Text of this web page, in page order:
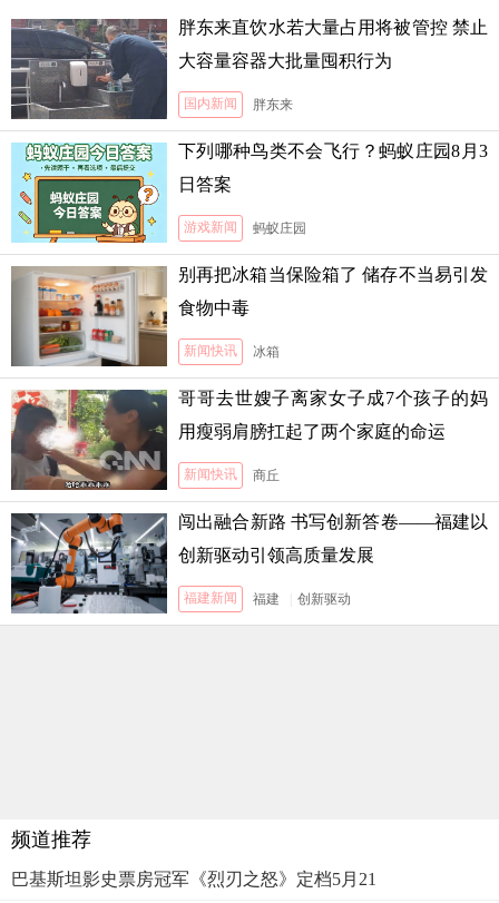
胖东来直饮水若大量占用将被管控 禁止
大容量容器大批量囤积行为
国内新闻 胖东来
下列哪种鸟类不会飞行？蚂蚁庄园8月3
日答案
游戏新闻 蚂蚁庄园
别再把冰箱当保险箱了 储存不当易引发
食物中毒
新闻快讯 冰箱
哥哥去世嫂子离家女子成7个孩子的妈
用瘦弱肩膀扛起了两个家庭的命运
新闻快讯 商丘
闯出融合新路 书写创新答卷——福建以
创新驱动引领高质量发展
福建新闻 福建 创新驱动
频道推荐
巴基斯坦影史票房冠军《烈刃之怒》定档5月21